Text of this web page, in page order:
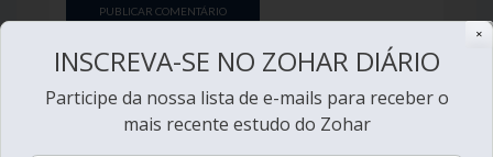
✕
INSCREVA-SE NO ZOHAR DIÁRIO
Participe da nossa lista de e-mails para receber o
mais recente estudo do Zohar